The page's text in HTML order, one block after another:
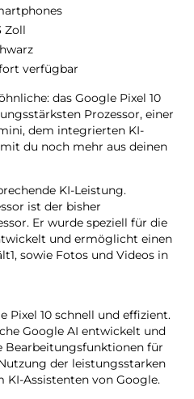
Zoll
verfügbar
das Google Pixel 10
Prozessor, einer
dem integrierten KI-
du noch mehr aus deinen
KI-Leistung.
ist der bisher
Er wurde speziell für die
und ermöglicht einen
sowie Fotos und Videos in
Pixel 10 schnell und effizient.
Google AI entwickelt und
für
der leistungsstarken
KI-Assistenten von Google.